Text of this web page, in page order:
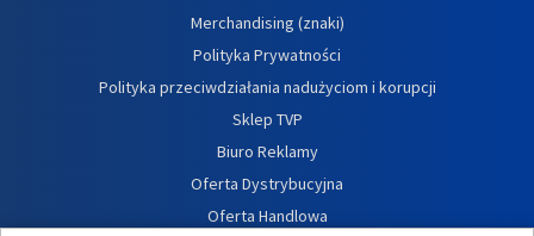
Merchandising (znaki)
Polityka Prywatności
Polityka przeciwdziałania nadużyciom i korupcji
Sklep TVP
Biuro Reklamy
Oferta Dystrybucyjna
Oferta Handlowa